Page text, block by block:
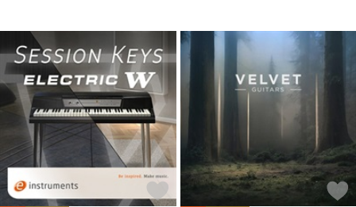
配信/ライブ機器 楽器アクセサリ
中古